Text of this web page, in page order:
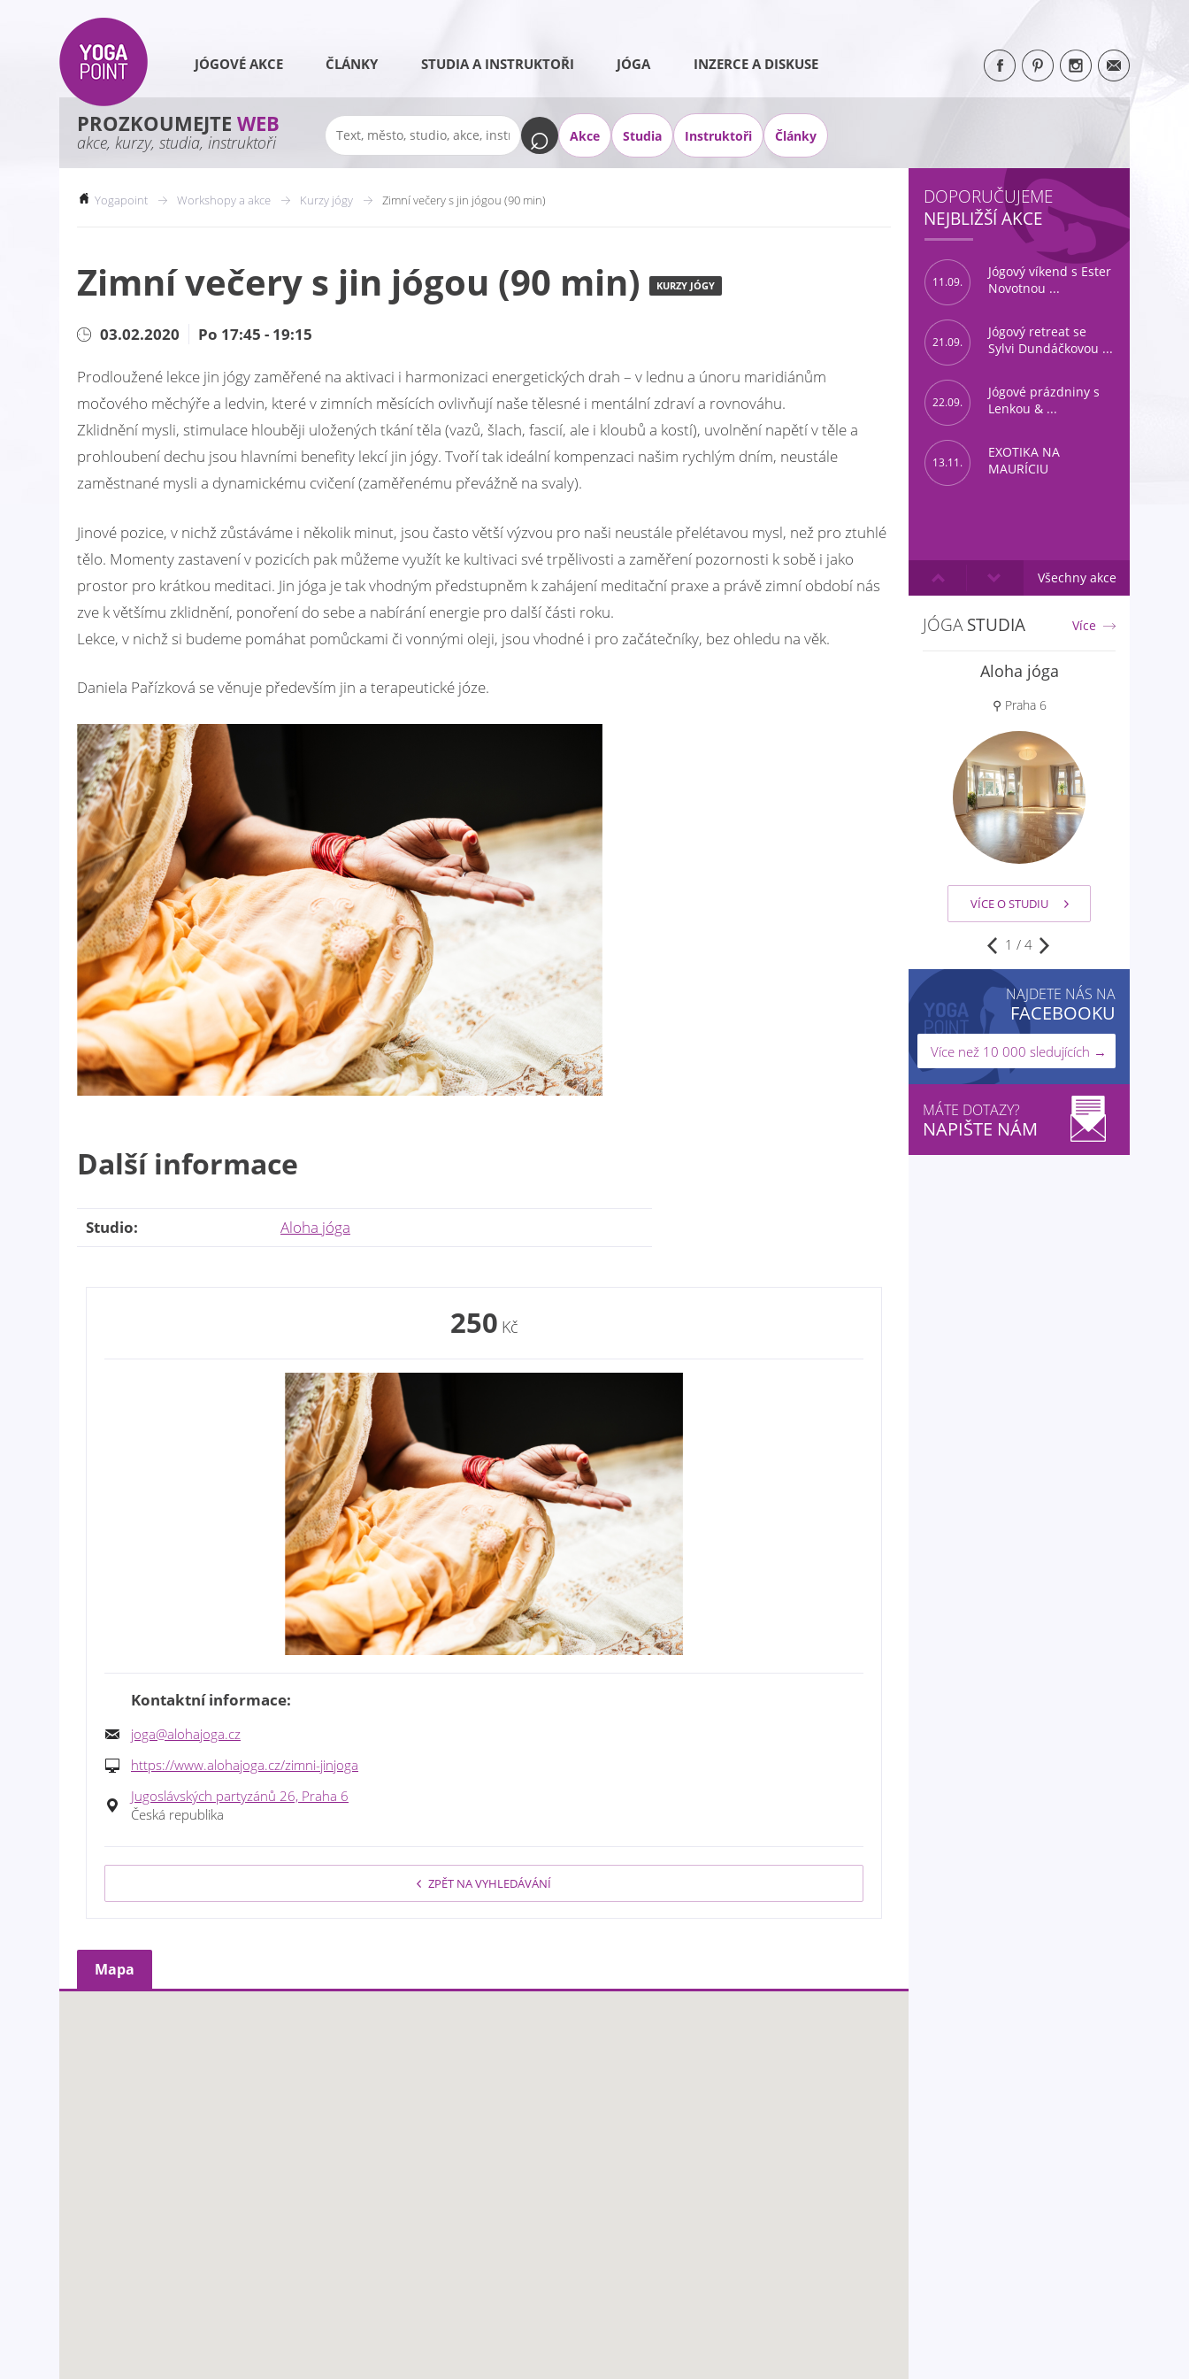
JÓGOVÉ AKCE ČLÁNKY STUDIA A INSTRUKTOŘI JÓGA INZERCE A DISKUSE
PROZKOUMEJTE WEB
akce, kurzy, studia, instruktoři Akce Studia Instruktoři Články
Yogapoint Workshopy a akce Kurzy jógy Zimní večery s jin jógou (90 min)
Zimní večery s jin jógou (90 min) KURZY JÓGY
03.02.2020 Po 17:45 - 19:15
Prodloužené lekce jin jógy zaměřené na aktivaci i harmonizaci energetických drah – v lednu a únoru maridiánům
močového měchýře a ledvin, které v zimních měsících ovlivňují naše tělesné i mentální zdraví a rovnováhu.
Zklidnění mysli, stimulace hlouběji uložených tkání těla (vazů, šlach, fascií, ale i kloubů a kostí), uvolnění napětí v těle a
prohloubení dechu jsou hlavními benefity lekcí jin jógy. Tvoří tak ideální kompenzaci našim rychlým dním, neustále
zaměstnané mysli a dynamickému cvičení (zaměřenému převážně na svaly).
Jinové pozice, v nichž zůstáváme i několik minut, jsou často větší výzvou pro naši neustále přelétavou mysl, než pro ztuhlé
tělo. Momenty zastavení v pozicích pak můžeme využít ke kultivaci své trpělivosti a zaměření pozornosti k sobě i jako
prostor pro krátkou meditaci. Jin jóga je tak vhodným předstupněm k zahájení meditační praxe a právě zimní období nás
zve k většímu zklidnění, ponoření do sebe a nabírání energie pro další části roku.
Lekce, v nichž si budeme pomáhat pomůckami či vonnými oleji, jsou vhodné i pro začátečníky, bez ohledu na věk.
Daniela Pařízková se věnuje především jin a terapeutické józe.
Další informace
Studio: Aloha jóga
250 Kč
Kontaktní informace:
joga@alohajoga.cz
https://www.alohajoga.cz/zimni-jinjoga
Jugoslávských partyzánů 26, Praha 6
Česká republika
ZPĚT NA VYHLEDÁVÁNÍ
Mapa
DOPORUČUJEME
NEJBLIŽŠÍ AKCE
11.09.
Jógový víkend s Ester
Novotnou ...
21.09.
Jógový retreat se
Sylvi Dundáčkovou ...
22.09.
Jógové prázdniny s
Lenkou & ...
13.11.
EXOTIKA NA
MAURÍCIU
Všechny akce
JÓGASTUDIA Více
Aloha jóga
⚲ Praha 6
VÍCE O STUDIU
2 / 4
NAJDETE NÁS NA
FACEBOOKU
Více než 10 000 sledujících →
MÁTE DOTAZY?
NAPIŠTE NÁM